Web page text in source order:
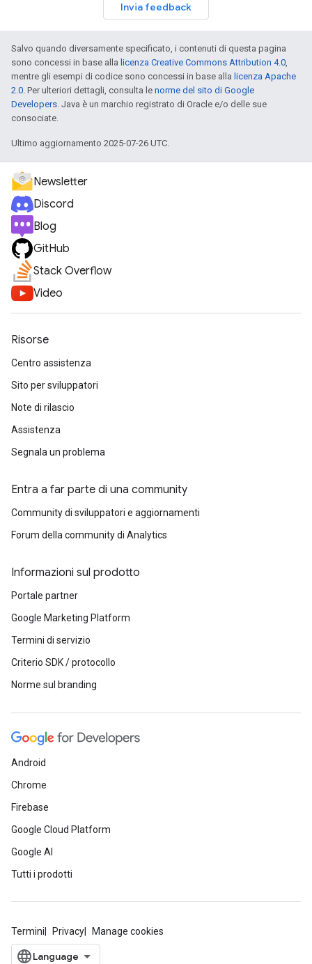
Invia feedback
Salvo quando diversamente specificato, i contenuti di questa pagina
sono concessi in base alla licenza Creative Commons Attribution 4.0,
mentre gli esempi di codice sono concessi in base alla licenza Apache
2.0. Per ulteriori dettagli, consulta le norme del sito di Google
Developers. Java è un marchio registrato di Oracle e/o delle sue
consociate.
Ultimo aggiornamento 2025-07-26 UTC.
Newsletter
Discord
Blog
GitHub
Stack Overflow
Video
Risorse
Centro assistenza
Sito per sviluppatori
Note di rilascio
Assistenza
Segnala un problema
Entra a far parte di una community
Community di sviluppatori e aggiornamenti
Forum della community di Analytics
Informazioni sul prodotto
Portale partner
Google Marketing Platform
Termini di servizio
Criterio SDK / protocollo
Norme sul branding
Android
Chrome
Firebase
Google Cloud Platform
Google AI
Tutti i prodotti
Termini Privacy Manage cookies